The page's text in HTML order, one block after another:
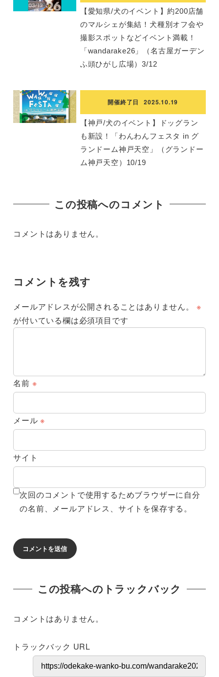
【愛知県/犬のイベント】約200店舗
のマルシェが集結！犬種別オフ会や
撮影スポットなどイベント満載！
「wandarake​26」（名古屋ガーデン
ふ頭ひがし広場）3/12
開催終了日 2025.10.19
【神戸/犬のイベント】ドッグラン
も新設！「わんわんフェスタ in グ
ランドーム神戸天空」（グランドー
ム神戸天空）10/19
この投稿へのコメント
コメントはありません。
コメントを残す
メールアドレスが公開されることはありません。
※
が付いている欄は必須項目です
名前 ※
メール※
サイト
次回のコメントで使用するためブラウザーに自分
の名前、メールアドレス、サイトを保存する。
この投稿へのトラックバック
コメントはありません。
トラックバック URL